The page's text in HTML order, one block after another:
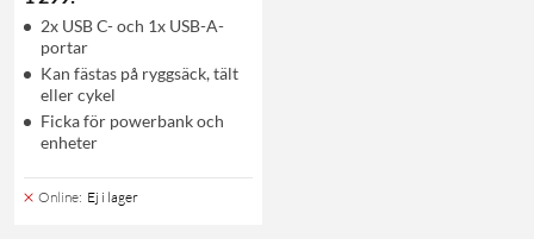
2x USB C- och 1x USB-A-
portar
Kan fästas på ryggsäck, tält
eller cykel
Ficka för powerbank och
enheter
Online: Ej i lager